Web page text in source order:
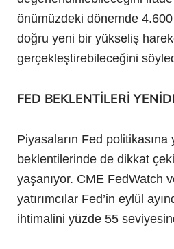
önümüzdeki dönemde
doğru yeni bir yükseliş
gerçekleştirebileceğini
FED BEKLENTİLERİ
Piyasaların Fed politikasına
beklentilerinde de dikkat
yaşanıyor. CME FedWatch
yatırımcılar Fed’in eylül
ihtimalini yüzde 55